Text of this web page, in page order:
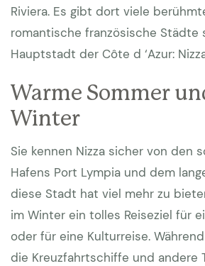
Riviera. Es gibt dort viele
romantische französische Städte
Hauptstadt der Côte d ‘Azur:
Warme Sommer
Winter
Sie kennen Nizza sicher von den
Hafens Port Lympia und dem
diese Stadt hat viel mehr zu
im Winter ein tolles Reiseziel für
oder für eine Kulturreise.
die Kreuzfahrtschiffe und andere